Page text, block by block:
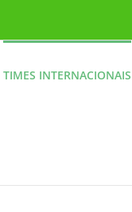
TIMES INTERNACIONAIS